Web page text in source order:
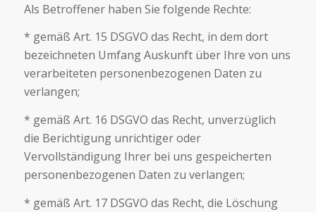
Als Betroffener haben Sie folgende Rechte:
* gemäß Art. 15 DSGVO das Recht, in dem dort
bezeichneten Umfang Auskunft über Ihre von uns
verarbeiteten personenbezogenen Daten zu
verlangen;
* gemäß Art. 16 DSGVO das Recht, unverzüglich
die Berichtigung unrichtiger oder
Vervollständigung Ihrer bei uns gespeicherten
personenbezogenen Daten zu verlangen;
* gemäß Art. 17 DSGVO das Recht, die Löschung